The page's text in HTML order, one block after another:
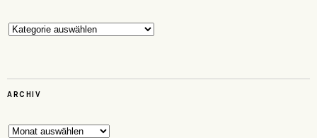
Kategorien
ARCHIV
Archiv